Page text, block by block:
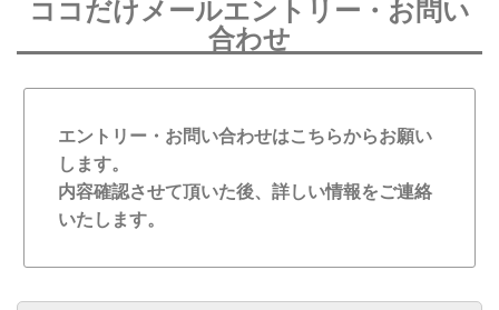
ココだけメールエントリー・お問い
合わせ
エントリー・お問い合わせはこちらからお願い
します。
内容確認させて頂いた後、詳しい情報をご連絡
いたします。